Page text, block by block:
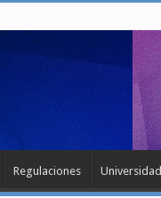
Regulaciones Universidad